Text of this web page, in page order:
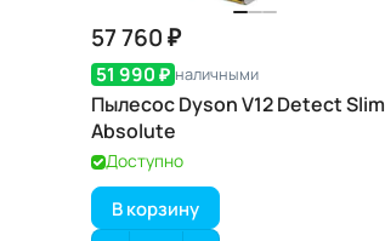
57 760 ₽
51 990 ₽ наличными
Пылесос Dyson V12 Detect Slim
Absolute
Доступно
В корзину